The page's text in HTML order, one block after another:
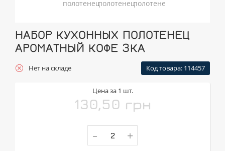
НАБОР КУХОННЫХ ПОЛОТЕНЕЦ
АРОМАТНЫЙ КОФЕ 3КА
Нет на складе Код товара: 114457
Цена за 1 шт.
130,50 грн
- +